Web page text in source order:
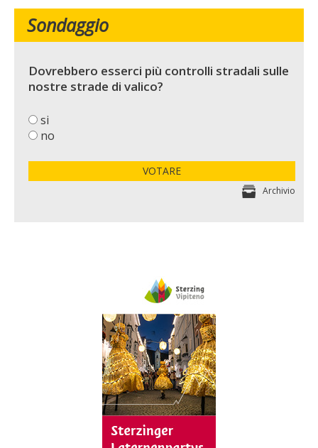
Sondaggio
Dovrebbero esserci più controlli stradali sulle
nostre strade di valico?
si
no
VOTARE
Archivio